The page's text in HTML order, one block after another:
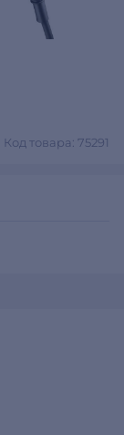
Код товара: 75291